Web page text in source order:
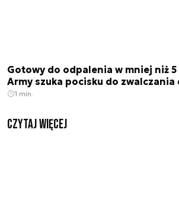
Gotowy do odpalenia w mniej niż 5
Army szuka pocisku do zwalczania
1 min.
czytaj więcej